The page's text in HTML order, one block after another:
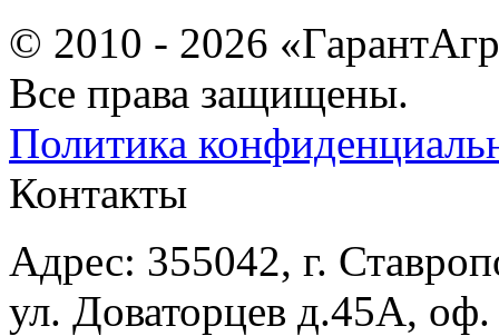
© 2010 - 2026
Все права защищены.
Политика
Контакты
Адрес: 355042, г.
ул. Доваторцев д.45А,